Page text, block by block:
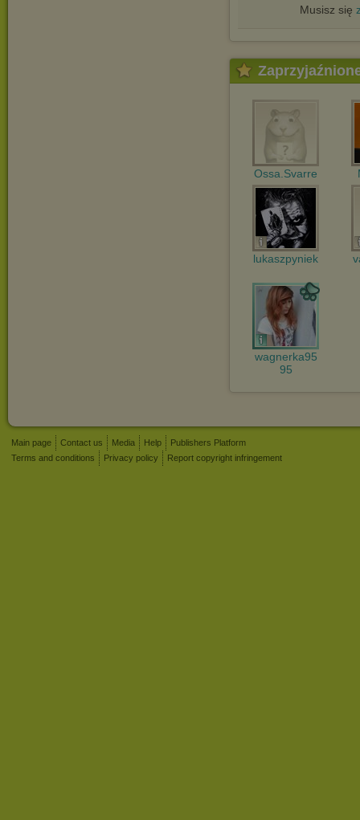
Musisz się
Ossa.Svarre
lukaszpyniek
wagnerka95
95
Main page Contact us Media Help
Publishers Platform
Terms and conditions
Privacy policy Report copyright infringement